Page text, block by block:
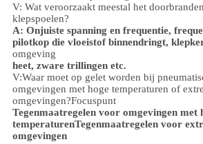
V: Wat veroorzaakt meestal het
klepspoelen?
A: Onjuiste spanning en frequentie,
pilotkop die vloeistof binnendringt,
omgeving
heet, zware trillingen etc.
V:Waar moet op gelet worden bij
omgevingen met hoge temperaturen of
omgevingen?Focuspunt
Tegenmaatregelen voor omgevingen met
temperaturenTegenmaatregelen voor
omgevingen